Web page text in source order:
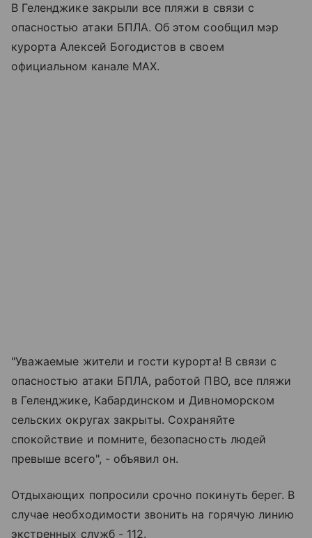
В Геленджике закрыли все пляжи в связи с
опасностью атаки БПЛА. Об этом сообщил мэр
курорта Алексей Богодистов в своем
официальном канале MAX.
"Уважаемые жители и гости курорта! В связи с
опасностью атаки БПЛА, работой ПВО, все пляжи
в Геленджике, Кабардинском и Дивноморском
сельских округах закрыты. Сохраняйте
спокойствие и помните, безопасность людей
превыше всего", - объявил он.
Отдыхающих попросили срочно покинуть берег. В
случае необходимости звонить на горячую линию
экстренных служб - 112.